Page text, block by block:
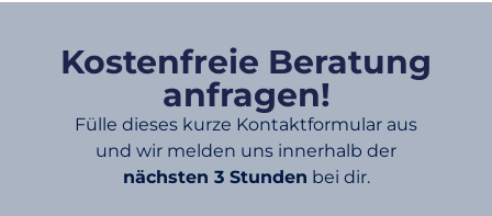
Kostenfreie Beratung
anfragen!
Fülle dieses kurze Kontaktformular aus
und wir melden uns innerhalb der
nächsten 3 Stunden bei dir.